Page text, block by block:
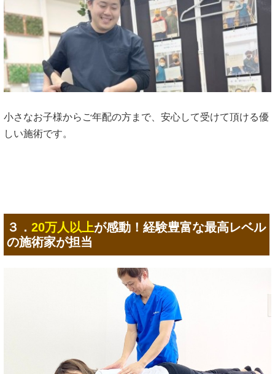
小さなお子様からご年配の方まで、安心して受けて頂ける優
しい施術です。
３． 20万人以上が感動！経験豊富な最高レベル
の施術家が担当